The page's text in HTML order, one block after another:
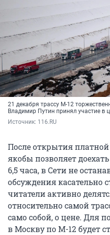
21 декабря трассу М-12
Владимир Путин принял участие в
Источник: 116.RU
После открытия
якобы позволяет
6,5 часа, в Сети не
обсуждения касательно
читатели активно
относительно самой
само собой, о цене. Для
в Москву по М-12 будет